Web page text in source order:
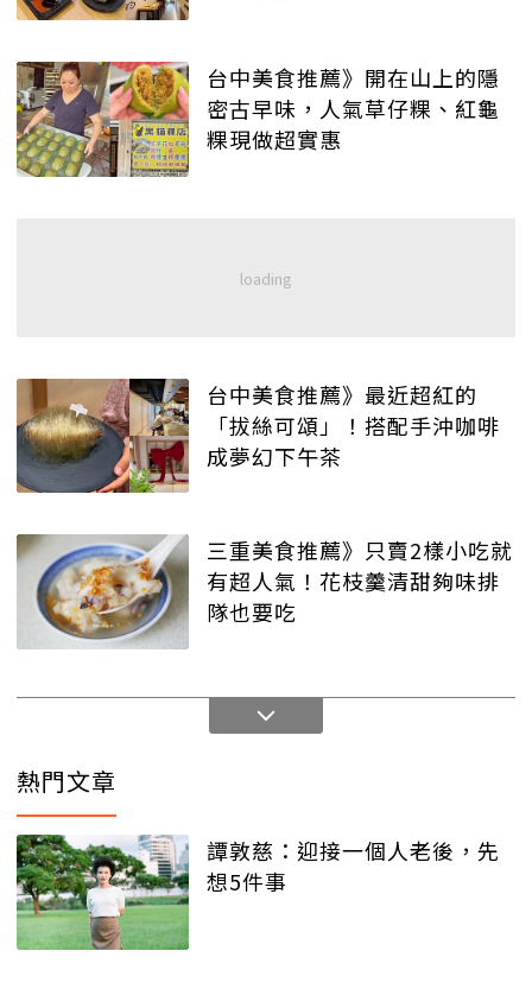
台中美食推薦》開在山上的隱
密古早味，人氣草仔粿、紅龜
粿現做超實惠
台中美食推薦》最近超紅的
「拔絲可頌」！搭配手沖咖啡
成夢幻下午茶
三重美食推薦》只賣2樣小吃就
有超人氣！花枝羹清甜夠味排
隊也要吃
熱門文章
譚敦慈：迎接一個人老後，先
想5件事